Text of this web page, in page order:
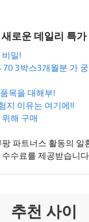
새로운 데일리 특가
밀!
70 3박스3개월분 가
목을 대해부!
지 이유는 여기에!!
해 구매
파트너스 활동의 일
수료를 제공받습니
추천 사이